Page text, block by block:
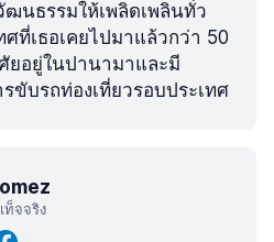
นธรรมให้เพลิดเพลินทั่ว
ที่เธอเคยไปมาแล้วกว่า 50
ยอยู่ในปานามาและมี
ขับรถท่องเที่ยวรอบประเทศ
ท็จจริง